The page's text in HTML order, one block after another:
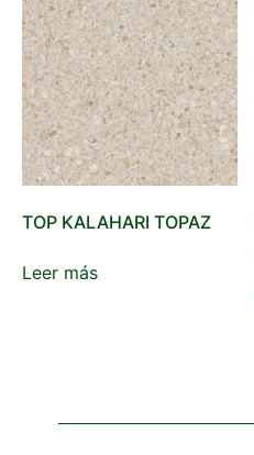
TOP KALAHARI TOPAZ
Leer más